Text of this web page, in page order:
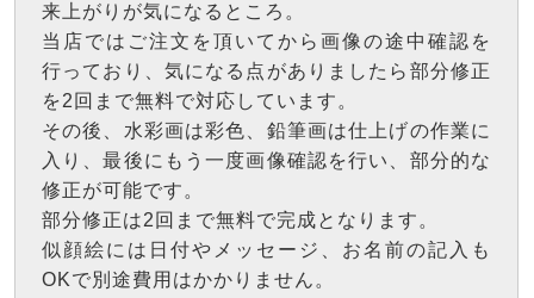
来上がりが気になるところ。
当店ではご注文を頂いてから画像の途中確認を
行っており、気になる点がありましたら部分修正
を2回まで無料で対応しています。
その後、水彩画は彩色、鉛筆画は仕上げの作業に
入り、最後にもう一度画像確認を行い、部分的な
修正が可能です。
部分修正は2回まで無料で完成となります。
似顔絵には日付やメッセージ、お名前の記入も
OKで別途費用はかかりません。